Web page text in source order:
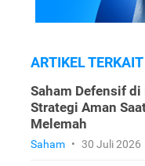
ARTIKEL TERKAIT
Saham Defensif di
Strategi Aman
Melemah
Saham • 30 Juli 2026